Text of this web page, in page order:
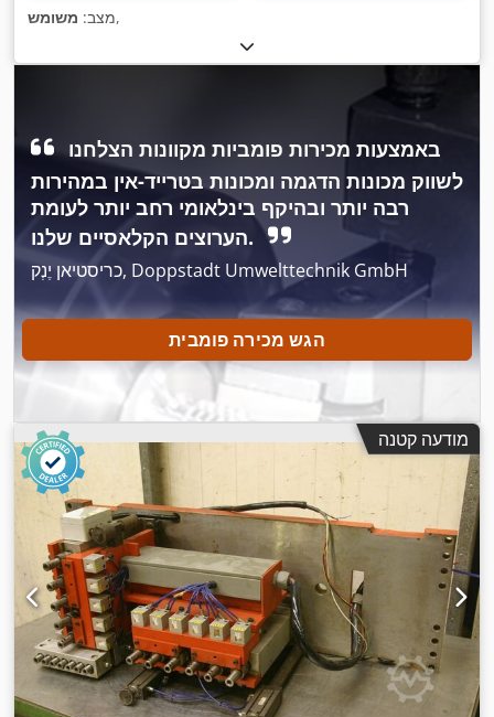
מצב: משומש ,
לשווק מכונות הדגמה ומכונות בטרייד-אין במהירות
רבה יותר ובהיקף בינלאומי רחב יותר לעומת
הערוצים הקלאסיים שלנו.
כריסטיאן יֶנְק, Doppstadt Umwelttechnik GmbH
הגש מכירה פומבית
מודעה קטנה